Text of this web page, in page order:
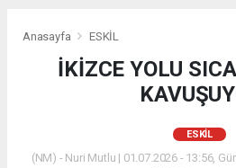
Anasayfa ESKİL
İKİZCE YOLU
ESKİL
(NM) - Nuri Mutlu | 01.07.2026 - 13:56,